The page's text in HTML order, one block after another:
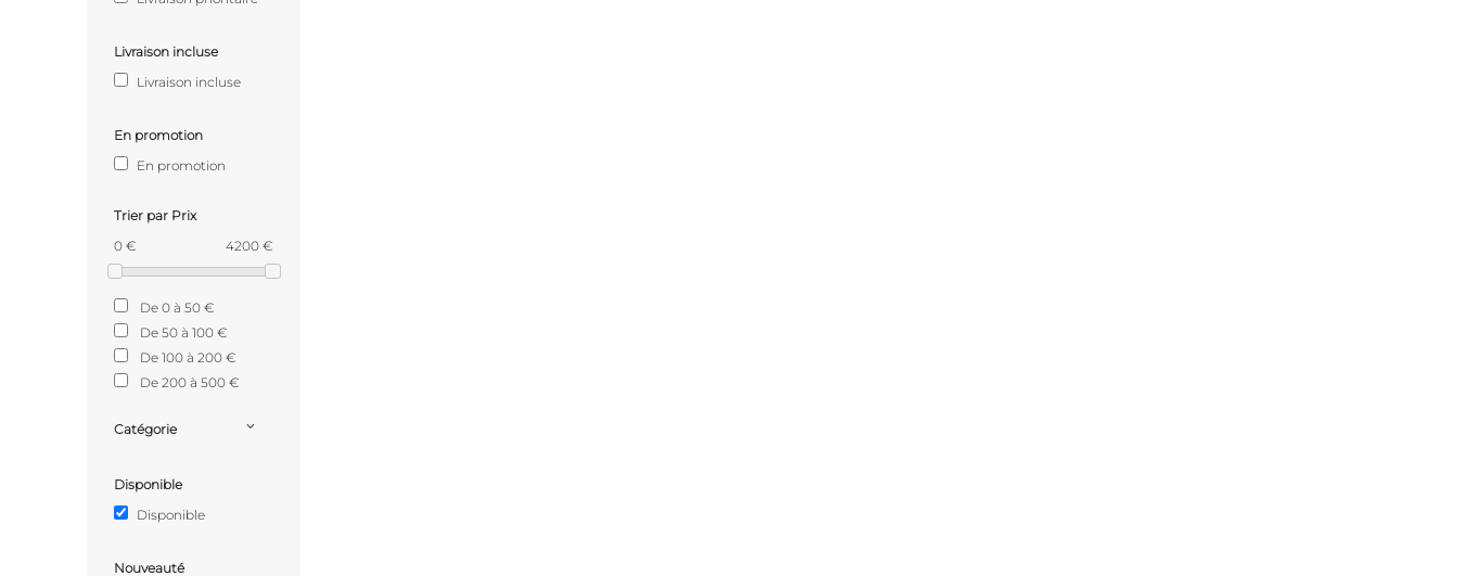
Livraison incluse
Livraison incluse
En promotion
En promotion
Trier par Prix
0 €
4200 €
De 0 à 50 €
De 50 à 100 €
De 100 à 200 €
De 200 à 500 €
Catégorie
Disponible
Disponible
Nouveauté